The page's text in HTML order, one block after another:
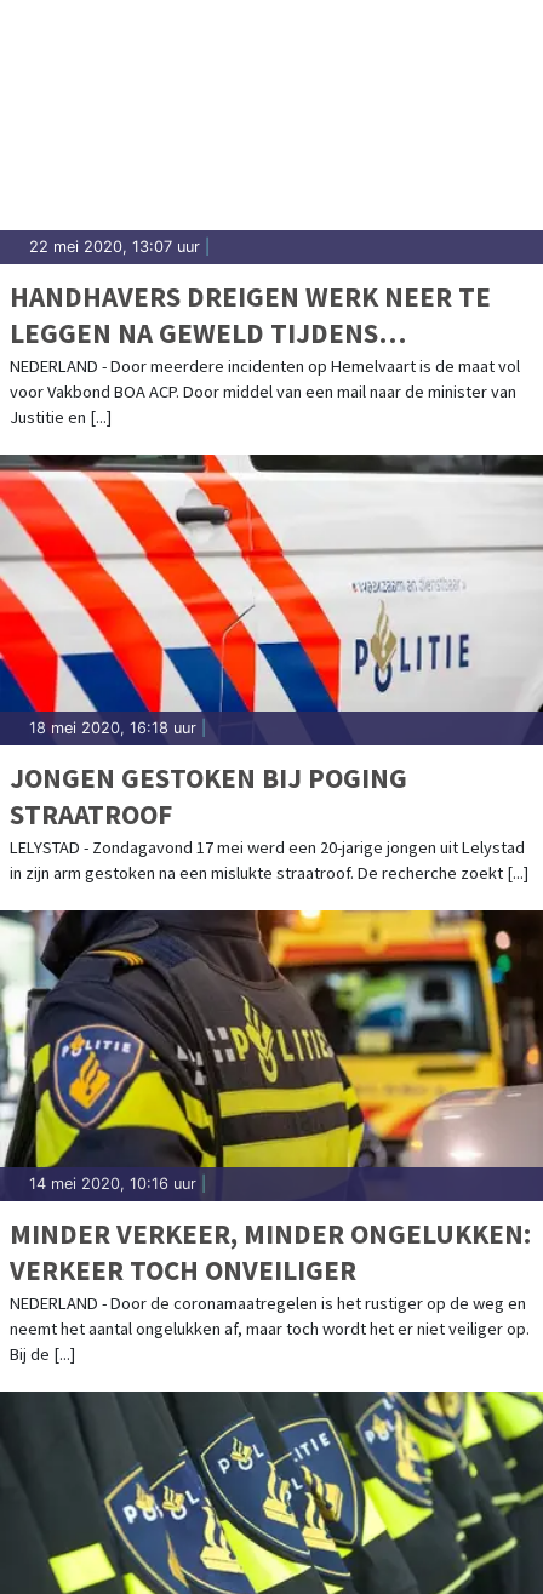
22 mei 2020, 13:07 uur
HANDHAVERS DREIGEN WERK NEER TE
LEGGEN NA GEWELD TIJDENS
HEMELVAART: "DE MAAT IS VOL"
NEDERLAND - Door meerdere incidenten op Hemelvaart is de maat vol
voor Vakbond BOA ACP. Door middel van een mail naar de minister van
Justitie en [...]
18 mei 2020, 16:18 uur
JONGEN GESTOKEN BIJ POGING
STRAATROOF
LELYSTAD - Zondagavond 17 mei werd een 20-jarige jongen uit Lelystad
in zijn arm gestoken na een mislukte straatroof. De recherche zoekt [...]
14 mei 2020, 10:16 uur
MINDER VERKEER, MINDER ONGELUKKEN:
VERKEER TOCH ONVEILIGER
NEDERLAND - Door de coronamaatregelen is het rustiger op de weg en
neemt het aantal ongelukken af, maar toch wordt het er niet veiliger op.
Bij de [...]